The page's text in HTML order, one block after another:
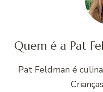
Quem é a Pat
Pat Feldman é